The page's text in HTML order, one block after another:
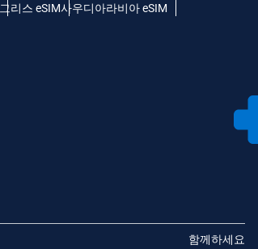
그리스 eSIM사우디아라비아 eSIM
함께하세요